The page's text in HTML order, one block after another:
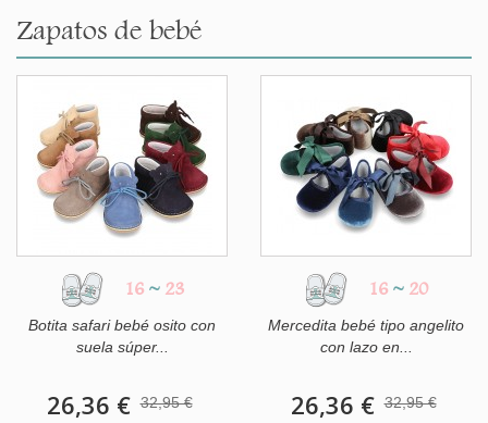
Zapatos de bebé
16 ~ 23
Botita safari bebé osito con
suela súper...
26,36 € 32,95 €
16 ~ 20
Mercedita bebé tipo angelito
con lazo en...
26,36 € 32,95 €